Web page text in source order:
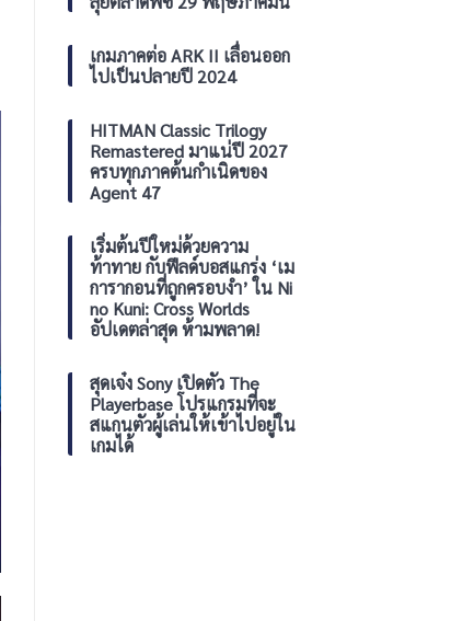
และ
ฟรี
ไทย
ประจำ
เดือน
2026
เกมภาคต่อ ARK II เลื่อนออก
ไปเป็นปลายปี 2024
HITMAN Classic Trilogy
Remastered มาแน่ปี 2027
ครบทุกภาคต้นกำเนิดของ
Agent 47
เริ่มต้นปีใหม่ด้วยความ
ท้าทาย กับฟีลด์บอสแกร่ง ‘เม
การากอนที่ถูกครอบงำ’ ใน Ni
no Kuni: Cross Worlds
อัปเดตล่าสุด ห้ามพลาด!
สุดเจ๋ง Sony เปิดตัว The
Playerbase โปรแกรมที่จะ
สแกนตัวผู้เล่นให้เข้าไปอยู่ใน
เกมได้